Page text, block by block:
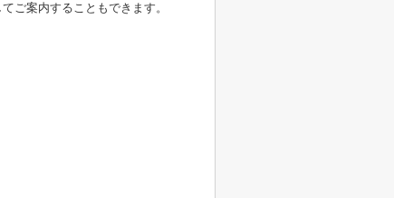
ご案内することもできます。